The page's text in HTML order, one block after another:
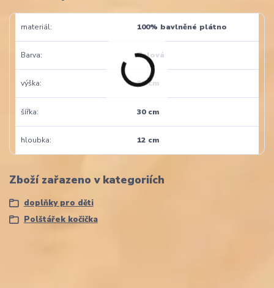
materiál 100% bavlněné plátno
Barva fialová
výška 38 cm
šířka 30 cm
hloubka 12 cm
Zboží zařazeno v kategoriích
doplňky pro děti
Polštářek kočička